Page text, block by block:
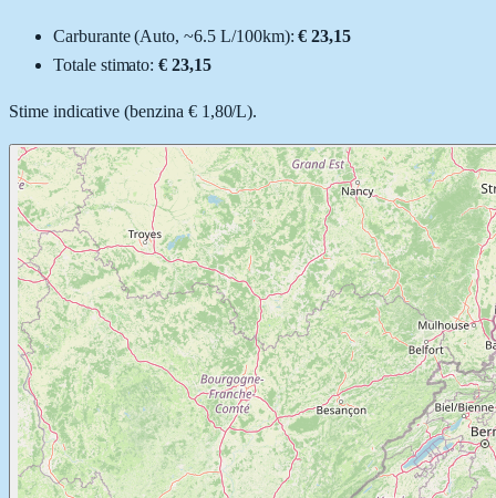
Carburante (Auto, ~6.5 L/100km): € 23,15
Totale stimato:€ 23,15
Stime indicative (benzina € 1,80/L).